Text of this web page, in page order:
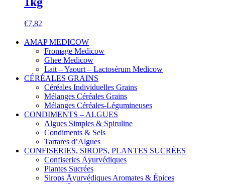
€7,82
AMAP MEDICOW
Fromage Medicow
Ghee Medicow
Lait – Yaourt – Lactosérum Medicow
CÉRÉALES GRAINS
Céréales Individuelles Grains
Mélanges Céréales Grains
Mélanges Céréales-Légumineuses
CONDIMENTS – ALGUES
Algues Simples & Spiruline
Condiments & Sels
Tartares d’Algues
CONFISERIES, SIROPS, PLANTES SUCRÉES
Confiseries Āyurvédiques
Plantes Sucrées
Sirops Āyurvédiques Aromates & Épices